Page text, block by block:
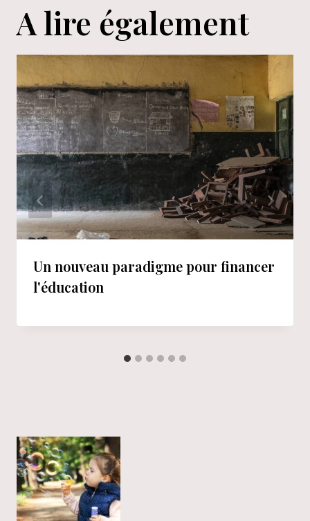
A lire également
Un nouveau paradigme pour financer
l'éducation